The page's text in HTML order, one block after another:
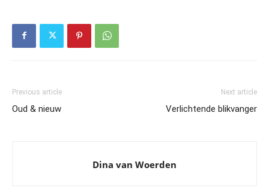
Previous article
Oud & nieuw
Next article
Verlichtende blikvanger
Dina van Woerden